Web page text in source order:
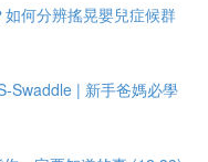
何分辨搖晃嬰兒症候群
Swaddle | 新手爸媽必學